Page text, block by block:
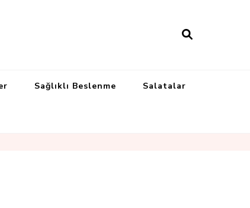
Sağlıklı Beslenme Salatalar